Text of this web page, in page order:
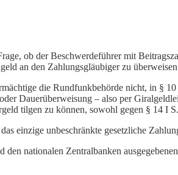
ob der Beschwerdeführer mit
an den Zahlungsgläubiger zu
die Rundfunkbehörde nicht, in §
Dauerüberweisung – also per
tilgen zu können, sowohl gegen § 14 I
einzige unbeschränkte gesetzliche
nationalen Zentralbanken